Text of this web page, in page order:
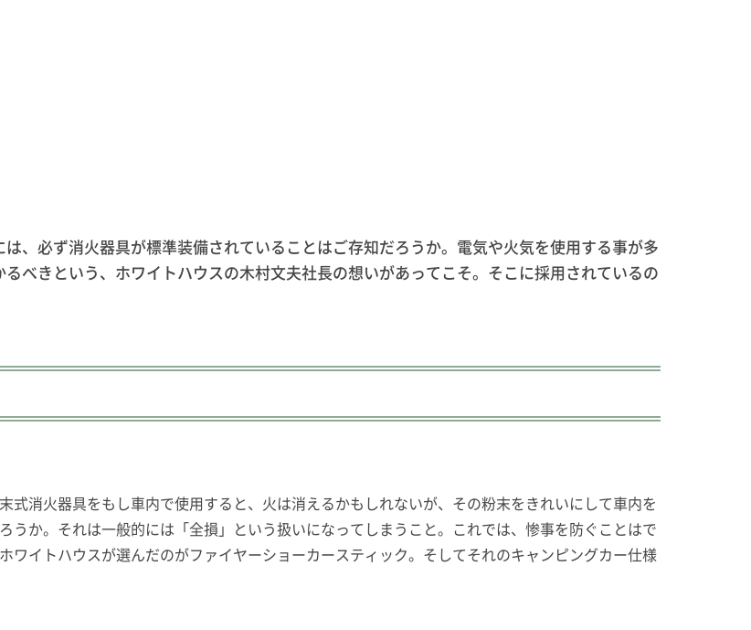
、必ず消火器具が標準装備されていることはご存知だろうか。電気や火気を使用する事が多
べきという、ホワイトハウスの木村文夫社長の想いがあってこそ。そこに採用されているの
式消火器具をもし車内で使用すると、火は消えるかもしれないが、その粉末をきれいにして車内を
うか。それは一般的には「全損」という扱いになってしまうこと。これでは、惨事を防ぐことはで
ワイトハウスが選んだのがファイヤーショーカースティック。そしてそれのキャンピングカー仕様